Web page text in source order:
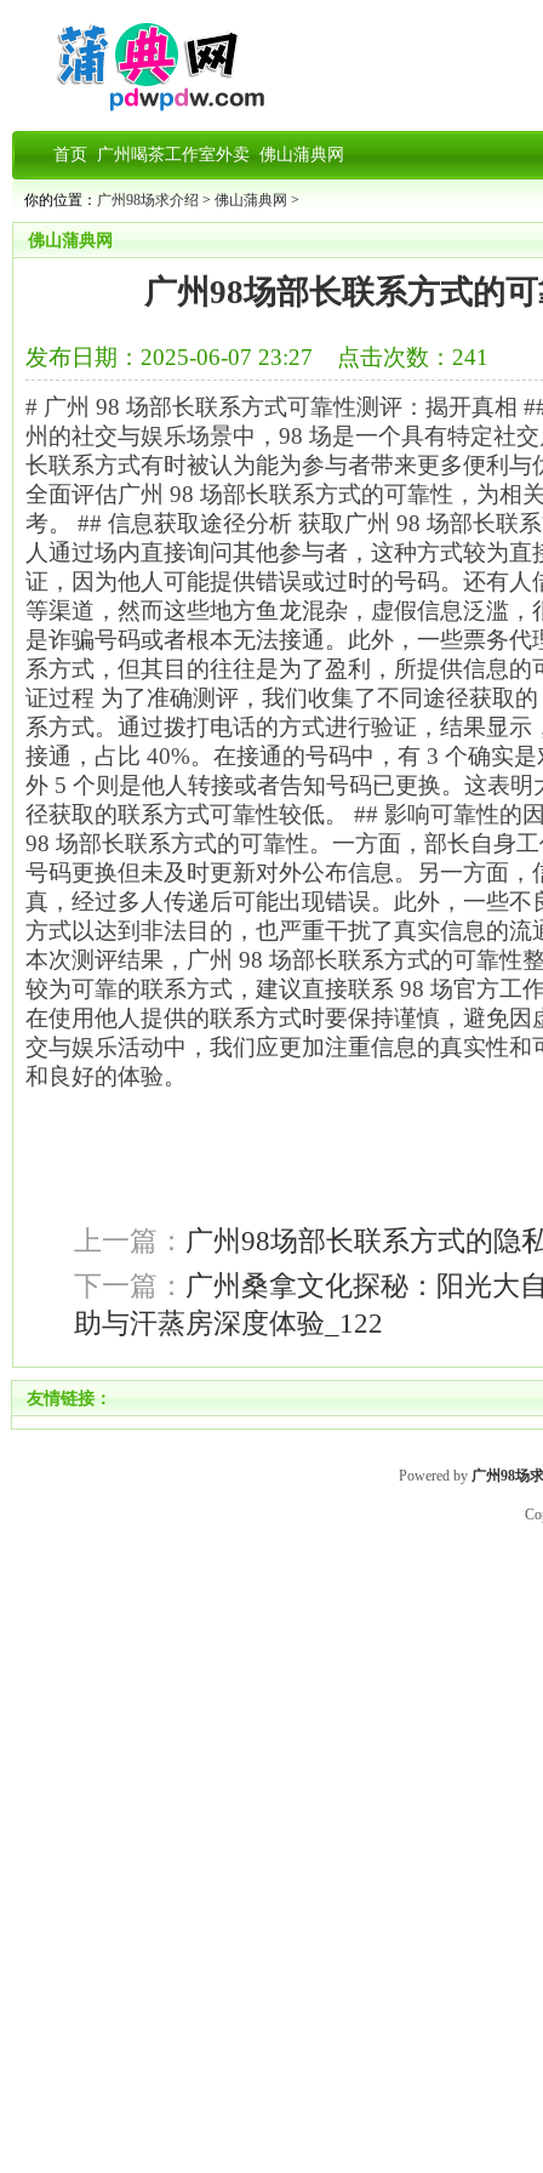
首页 广州喝茶工作室外卖 佛山蒲典网
你的位置： 广州98场求介绍 > 佛山蒲典网 >
佛山蒲典网
广州98场部长联系方式的
发布日期：2025-06-07 23:27 点击次数：241
# 广州 98 场部长联系方式可靠性测评：揭开真相
州的社交与娱乐场景中，98 场是一个具有特定社
长联系方式有时被认为能为参与者带来更多便利与
全面评估广州 98 场部长联系方式的可靠性，为相
考。 ## 信息获取途径分析 获取广州 98 场部长联
人通过场内直接询问其他参与者，这种方式较为
证，因为他人可能提供错误或过时的号码。还有人
等渠道，然而这些地方鱼龙混杂，虚假信息泛滥，
是诈骗号码或者根本无法接通。此外，一些票务代
系方式，但其目的往往是为了盈利，所提供信息的
证过程 为了准确测评，我们收集了不同途径获取
系方式。通过拨打电话的方式进行验证，结果显示
接通，占比 40%。在接通的号码中，有 3 个确实
外 5 个则是他人转接或者告知号码已更换。这表
径获取的联系方式可靠性较低。 ## 影响可靠性的
98 场部长联系方式的可靠性。一方面，部长自身
号码更换但未及时更新对外公布信息。另一方面，
真，经过多人传递后可能出现错误。此外，一些不
方式以达到非法目的，也严重干扰了真实信息的流
本次测评结果，广州 98 场部长联系方式的可靠性
较为可靠的联系方式，建议直接联系 98 场官方工
在使用他人提供的联系方式时要保持谨慎，避免因
交与娱乐活动中，我们应更加注重信息的真实性和
和良好的体验。
上一篇： 广州98场部长联系方式的隐
下一篇： 广州桑拿文化探秘：阳光大
助与汗蒸房深度体验_122
友情链接：
Powered by 广州98场